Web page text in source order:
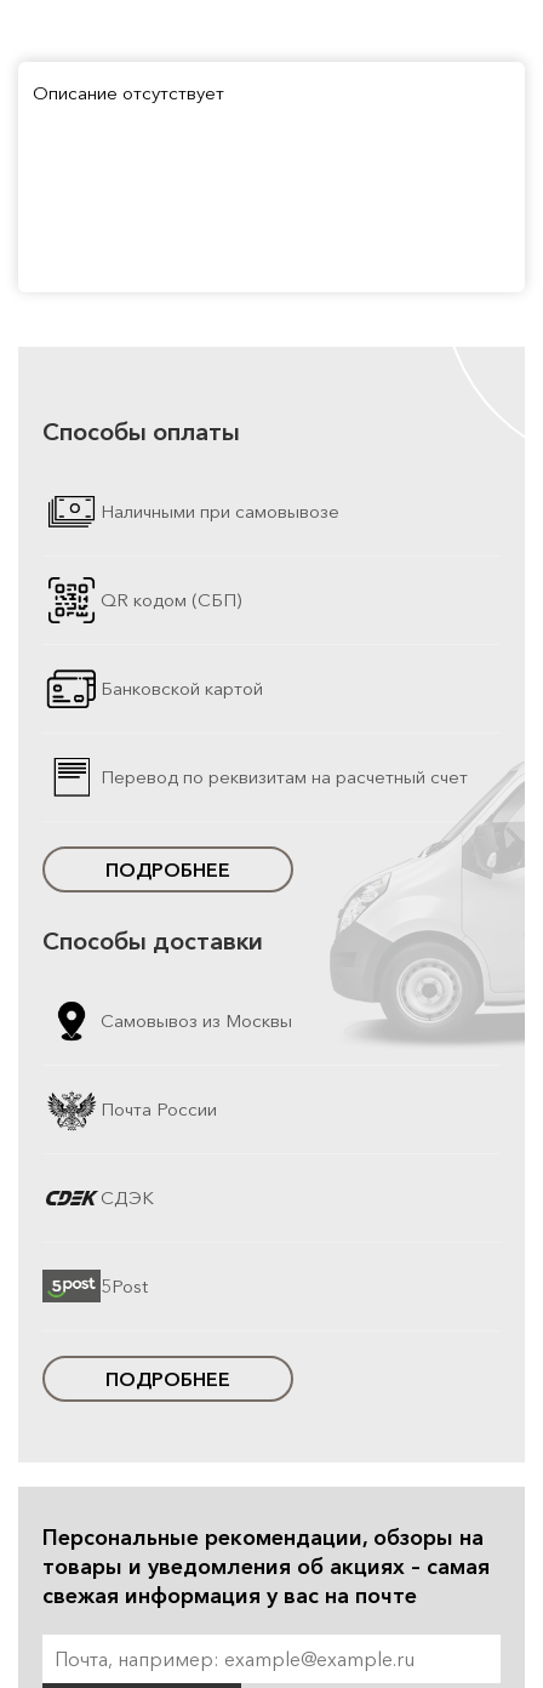
Описание отсутствует
Способы оплаты
Наличными при самовывозе
QR кодом (СБП)
Банковской картой
Перевод по реквизитам на расчетный счет
ПОДРОБНЕЕ
Способы доставки
Самовывоз из Москвы
Почта России
СДЭК
5Post
ПОДРОБНЕЕ
Персональные рекомендации, обзоры на
товары и уведомления об акциях – самая
свежая информация у вас на почте